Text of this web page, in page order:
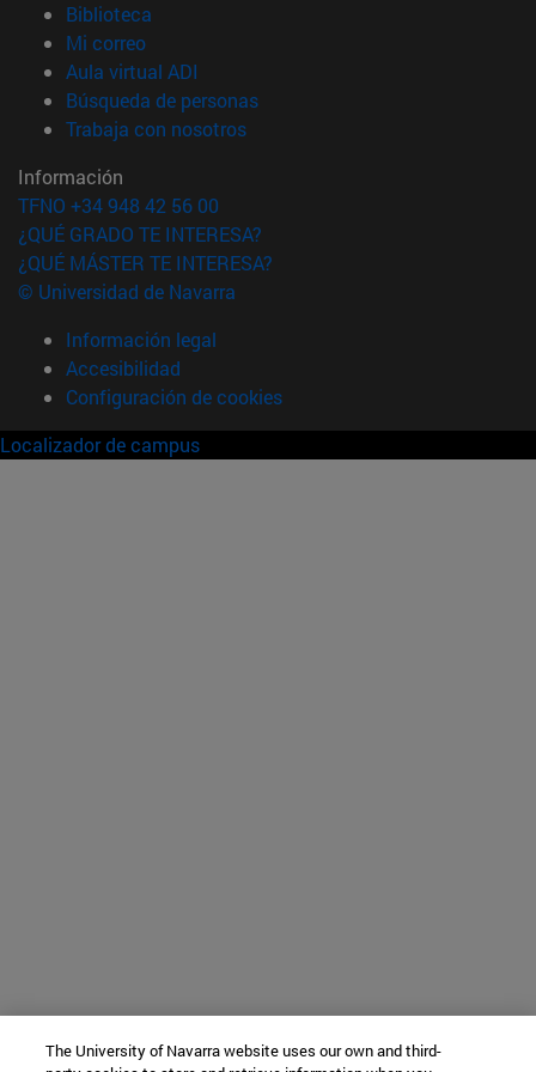
Biblioteca
Mi correo(abre en nueva ventana)
Aula virtual ADI
Búsqueda de personas(abre en nueva ventana)
Trabaja con nosotros(abre en nueva ventana)
Información
TFNO +34 948 42 56 00
¿QUÉ GRADO TE INTERESA?
¿QUÉ MÁSTER TE INTERESA?
© Universidad de Navarra
Información legal
Accesibilidad
Configuración de cookies
Localizador de campus
The University of Navarra website uses our own and third-